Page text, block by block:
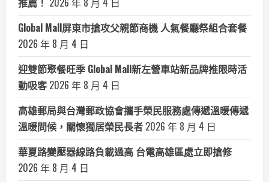
Global Mall屏東市搶攻父親節商機 人氣餐廳祭組合套餐
2026 年 8 月 4 日
迎雙節聚餐旺季 Global Mall新左營車站新品牌推限時活
動吸客 2026 年 8 月 4 日
高雄郵局與台灣郵政協會攜手榮民服務處傳遞溫暖傳遞
溫暖問候，關懷獨居榮民長者 2026 年 8 月 4 日
華夏路變壓器線路負載過高 台電高雄區處立即搶修
2026 年 8 月 4 日